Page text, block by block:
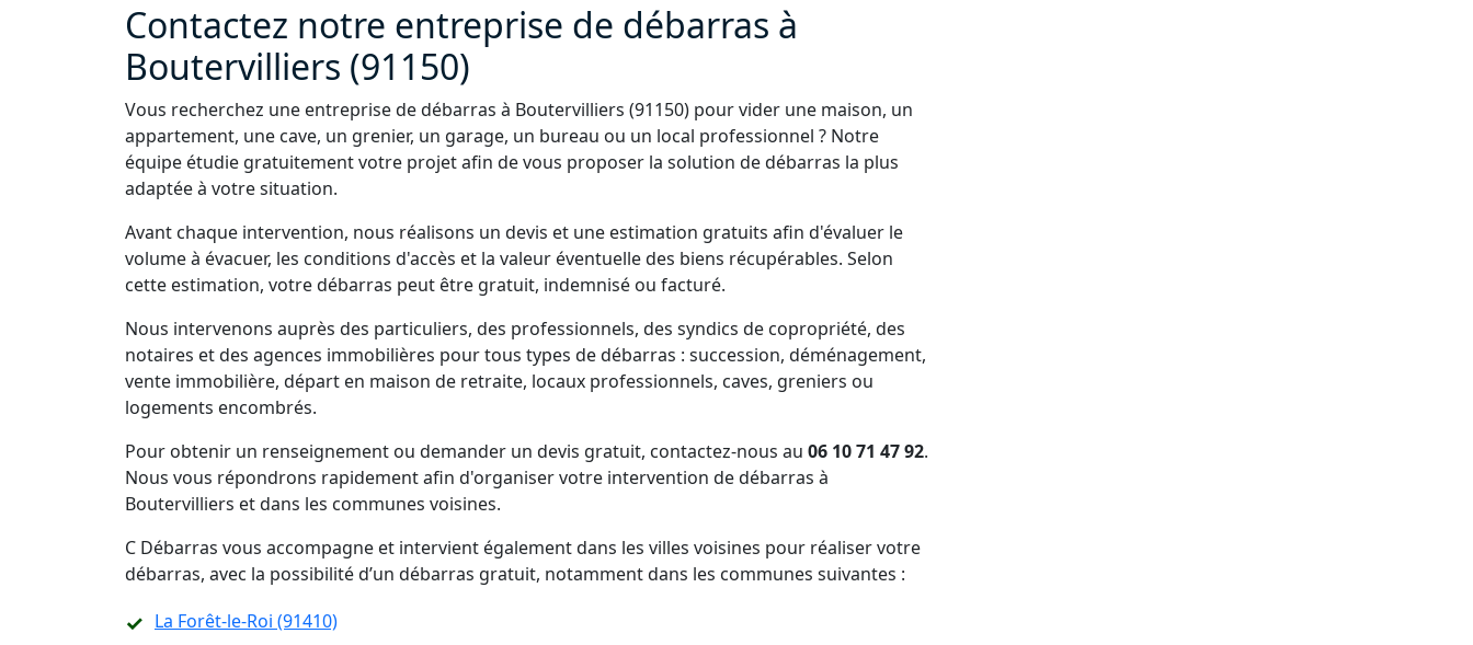
Contactez notre entreprise de débarras à
Boutervilliers (91150)
Vous recherchez une entreprise de débarras à Boutervilliers (91150) pour vider une maison, un
appartement, une cave, un grenier, un garage, un bureau ou un local professionnel ? Notre
équipe étudie gratuitement votre projet afin de vous proposer la solution de débarras la plus
adaptée à votre situation.
Avant chaque intervention, nous réalisons un devis et une estimation gratuits afin d'évaluer le
volume à évacuer, les conditions d'accès et la valeur éventuelle des biens récupérables. Selon
cette estimation, votre débarras peut être gratuit, indemnisé ou facturé.
Nous intervenons auprès des particuliers, des professionnels, des syndics de copropriété, des
notaires et des agences immobilières pour tous types de débarras : succession, déménagement,
vente immobilière, départ en maison de retraite, locaux professionnels, caves, greniers ou
logements encombrés.
Pour obtenir un renseignement ou demander un devis gratuit, contactez-nous au 06 10 71 47 92.
Nous vous répondrons rapidement afin d'organiser votre intervention de débarras à
Boutervilliers et dans les communes voisines.
C Débarras vous accompagne et intervient également dans les villes voisines pour réaliser votre
débarras, avec la possibilité d’un débarras gratuit, notamment dans les communes suivantes :
La Forêt-le-Roi (91410)